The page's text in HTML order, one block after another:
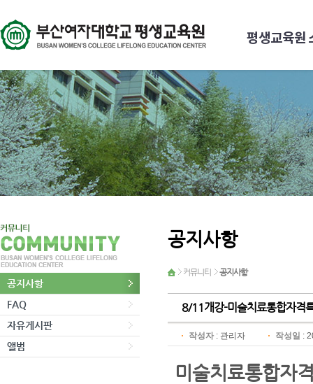
평생교육원
공지사항
FAQ
자유게시판
앨범
공지사항
커뮤니티 공지사항
8/11개강-미술치료통합자격
작성자 : 관리자 작성일 :
미술치료통합자